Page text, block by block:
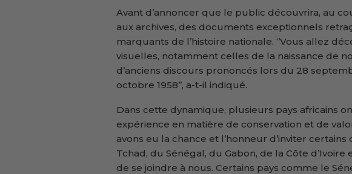
Avant d’annoncer que le public découvrira, au
aux archives, des documents exceptionnels
marquants de l’histoire nationale. ‘’Vous allez
visuelles, notamment celles de la naissance de
d’anciens discours prononcés lors du 28
octobre 1958’’, a-t-il indiqué.
Dans cette dynamique, plusieurs pays africains
expérience en matière de conservation et de
avons eu la chance et l’honneur d’inviter
Tchad, du Sénégal, du Gabon, de la Côte
de se joindre à nous. Certains pays comme le